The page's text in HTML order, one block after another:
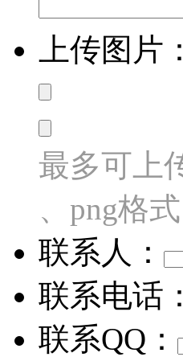
上传图片：
最多可上
、png格式
联系人：
联系电话：
联系QQ：